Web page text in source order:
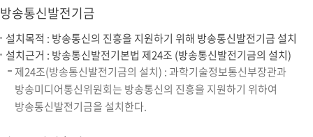
방송통신발전기금
설치목적 : 방송통신의 진흥을 지원하기 위해 방송통신발전기금 설치
설치근거 : 방송통신발전기본법 제24조 (방송통신발전기금의 설치)
제24조(방송통신발전기금의 설치) : 과학기술정보통신부장관과
방송미디어통신위원회는 방송통신의 진흥을 지원하기 위하여
방송통신발전기금을 설치한다.